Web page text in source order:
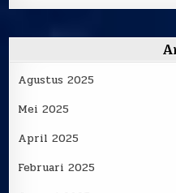
Agustus 2025
Mei 2025
April 2025
Februari 2025